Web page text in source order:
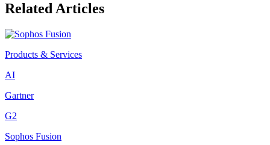
Related Articles
Products & Services
AI
Gartner
G2
Sophos Fusion